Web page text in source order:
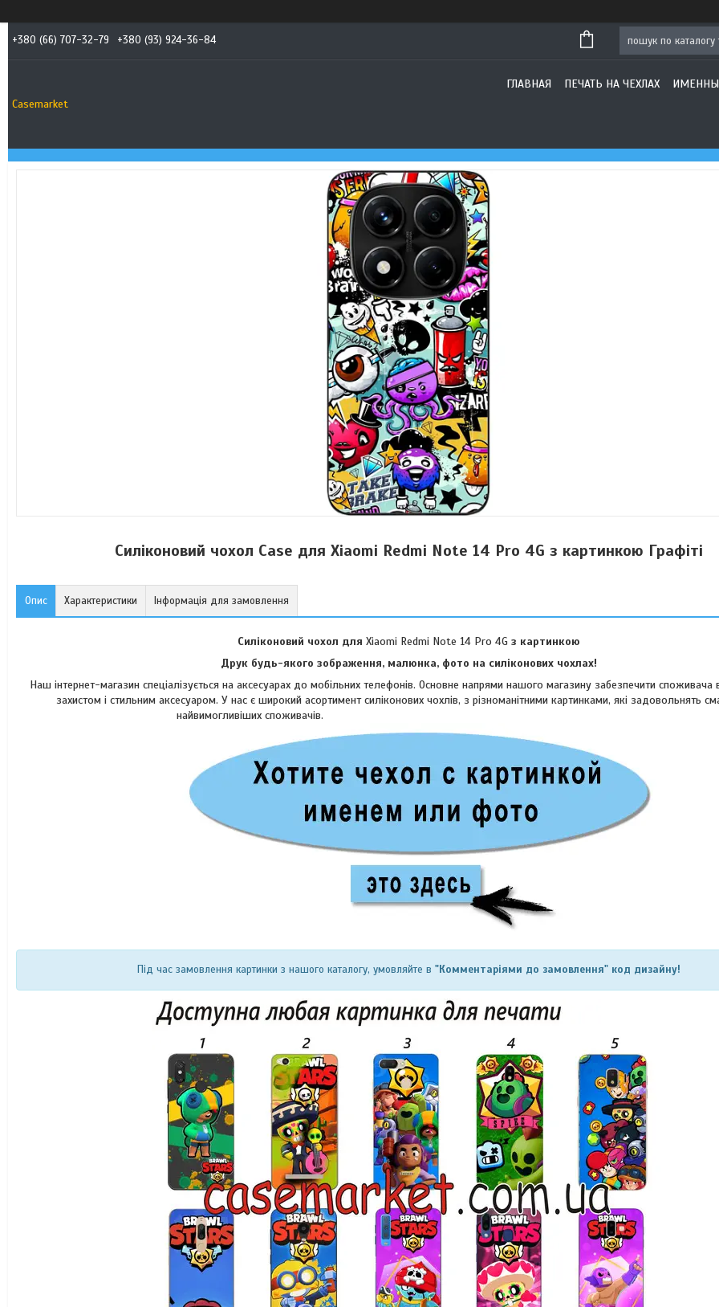
+380 (66) 707-32-79 +380 (93) 924-36-84
Casemarket
ГЛАВНАЯ ПЕЧАТЬ НА ЧЕХЛАХ
Силіконовий чохол Case для Xiaomi Redmi Note 14 Pro 4G з картинкою Графіті
Опис Характеристики Інформація для замовлення
Силіконовий чохол для Xiaomi Redmi Note 14 Pro 4G з картинкою
Друк будь-якого зображення, малюнка, фото на силіконових чохлах!
Наш інтернет-магазин спеціалізується на аксесуарах до мобільних телефонів. Основне напрями нашого магазину забезпечити споживача
захистом і стильним аксесуаром. У нас є широкий асортимент силіконових чохлів, з різноманітними картинками, які задовольнять
найвимогливіших споживачів.
Під час замовлення картинки з нашого каталогу, умовляйте в "Комментаріями до замовлення" код дизайну!